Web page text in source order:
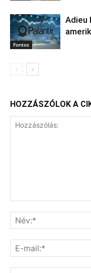
Fontos
Adieu
HOZZÁSZÓLOK A